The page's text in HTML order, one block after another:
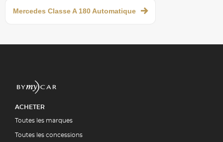
Mercedes Classe A 180 Automatique
ACHETER
Toutes les marques
Toutes les concessions